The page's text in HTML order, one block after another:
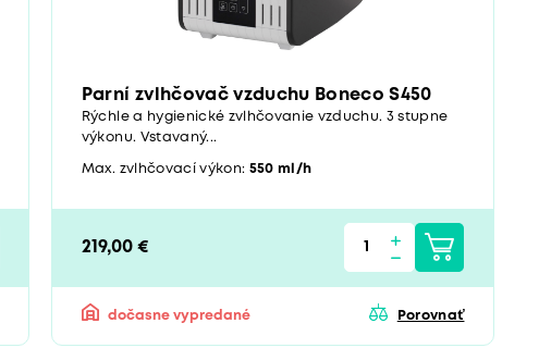
Parní zvlhčovač vzduchu Boneco S450
Rýchle a hygienické zvlhčovanie vzduchu. 3 stupne
výkonu. Vstavaný...
Max. zvlhčovací výkon: 550 ml/h
219,00 €
dočasne vypredané Porovnať